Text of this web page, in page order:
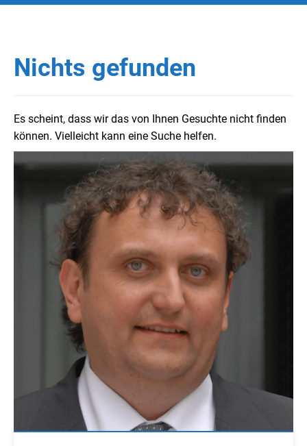
Nichts gefunden
Es scheint, dass wir das von Ihnen Gesuchte nicht finden
können. Vielleicht kann eine Suche helfen.